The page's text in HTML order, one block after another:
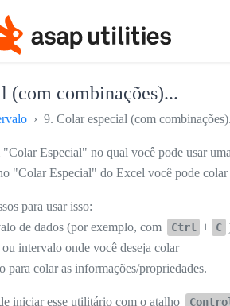
(com combinações)...
› 9. Colar especial (com
Especial" no qual você pode usar
"Colar Especial" do Excel você pode
para usar isso:
de dados (por exemplo, com
Ctrl + C
intervalo onde você deseja colar
para colar as informações/propriedades.
iniciar esse utilitário com o atalho